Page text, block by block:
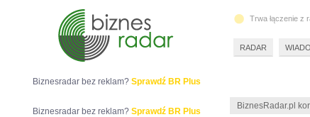
BiznesRadar.pl
Biznesradar bez reklam? Sprawdź BR Plus
Biznesradar bez reklam? Sprawdź BR Plus
Trwa łączenie z
RADAR